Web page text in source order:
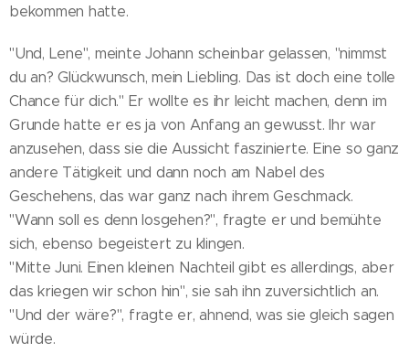
bekommen hatte.
"Und, Lene", meinte Johann scheinbar gelassen, "nimmst
du an? Glückwunsch, mein Liebling. Das ist doch eine tolle
Chance für dich." Er wollte es ihr leicht machen, denn im
Grunde hatte er es ja von Anfang an gewusst. Ihr war
anzusehen, dass sie die Aussicht faszinierte. Eine so ganz
andere Tätigkeit und dann noch am Nabel des
Geschehens, das war ganz nach ihrem Geschmack.
"Wann soll es denn losgehen?", fragte er und bemühte
sich, ebenso begeistert zu klingen.
"Mitte Juni. Einen kleinen Nachteil gibt es allerdings, aber
das kriegen wir schon hin", sie sah ihn zuversichtlich an.
"Und der wäre?", fragte er, ahnend, was sie gleich sagen
würde.